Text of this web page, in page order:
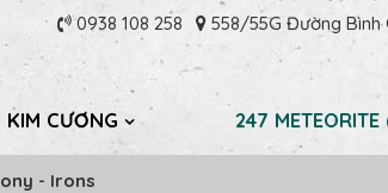
0938 108 258 558/55G Đường Bình
KIM CƯƠNG 247
- Irons